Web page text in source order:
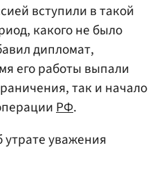
вступили в такой
какого не было
дипломат,
его работы выпали
так и начало
РФ.
утрате уважения